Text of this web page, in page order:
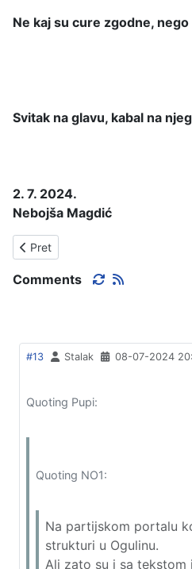
Ne kaj su cure zgodne, nego
Svitak na glavu, kabal na
2. 7. 2024.
Nebojša Magdić
Prethodni članak: ZVUCI
Pret
Comments
#13 Stalak 08-07-2024
Quoting Pupi:
Quoting NO1:
Na partijskom portalu
strukturi u Ogulinu.
Ali zato su i sa tekstom